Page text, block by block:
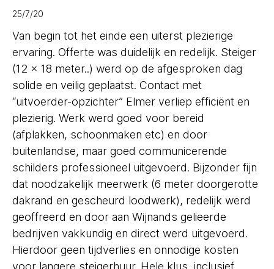
25/7/20
Van begin tot het einde een uiterst plezierige
ervaring. Offerte was duidelijk en redelijk. Steiger
(12 x 18 meter..) werd op de afgesproken dag
solide en veilig geplaatst. Contact met
“uitvoerder-opzichter” Elmer verliep efficiënt en
plezierig. Werk werd goed voor bereid
(afplakken, schoonmaken etc) en door
buitenlandse, maar goed communicerende
schilders professioneel uitgevoerd. Bijzonder fijn
dat noodzakelijk meerwerk (6 meter doorgerotte
dakrand en gescheurd loodwerk), redelijk werd
geoffreerd en door aan Wijnands gelieerde
bedrijven vakkundig en direct werd uitgevoerd.
Hierdoor geen tijdverlies en onnodige kosten
voor langere steigerhuur. Hele klus, inclusief